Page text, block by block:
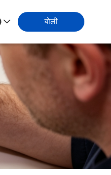
बोली